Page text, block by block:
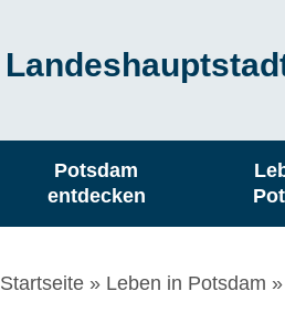
Potsdam
entdecken
Pfadnavigation
Startseite Leben in Potsdam